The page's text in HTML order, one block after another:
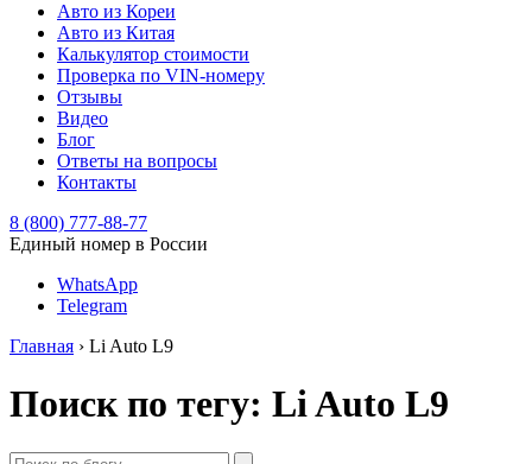
Авто из Кореи
Авто из Китая
Калькулятор стоимости
Проверка по VIN-номеру
Отзывы
Видео
Блог
Ответы на вопросы
Контакты
8 (800) 777-88-77
Единый номер в России
WhatsApp
Telegram
Главная › Li Auto L9
Поиск по тегу: Li Auto L9